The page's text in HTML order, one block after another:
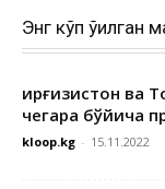
Энг кўп ўқилган
Қирғизистон ва
чегара бўйича
kloop.kg - 15.11.2022